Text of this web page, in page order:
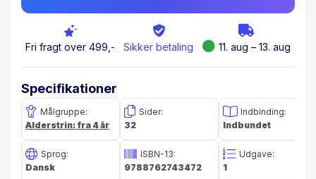
Fri fragt over 499,- Sikker betaling 11. aug – 13. aug
Specifikationer
Målgruppe:
Alderstrin: fra 4 år
Sprog:
Dansk
Sider:
32
ISBN-13:
9788762743472
Indbinding:
Indbundet
Udgave:
1